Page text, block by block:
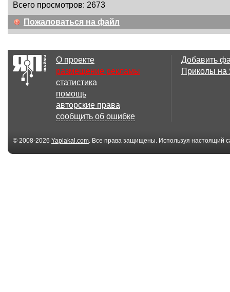
Всего просмотров: 2673
Пожаловаться на файл
О проекте
размещение рекламы
статистика
помощь
авторские права
сообщить об ошибке
Добавить
Приколы
© 2008-2026 Yaplakal.com. Все права защищены. Используя настоящий